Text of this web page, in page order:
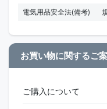
電気用品安全法(備考)
お買い物に関するご
ご購入について